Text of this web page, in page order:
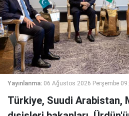
Yayınlanma: 06 Ağustos 2026 Perşembe
Türkiye, Suudi Arabistan,